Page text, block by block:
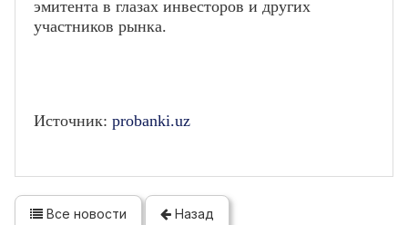
эмитента в глазах инвесторов и других
участников рынка.
Источник: probanki.uz
Все новости Назад